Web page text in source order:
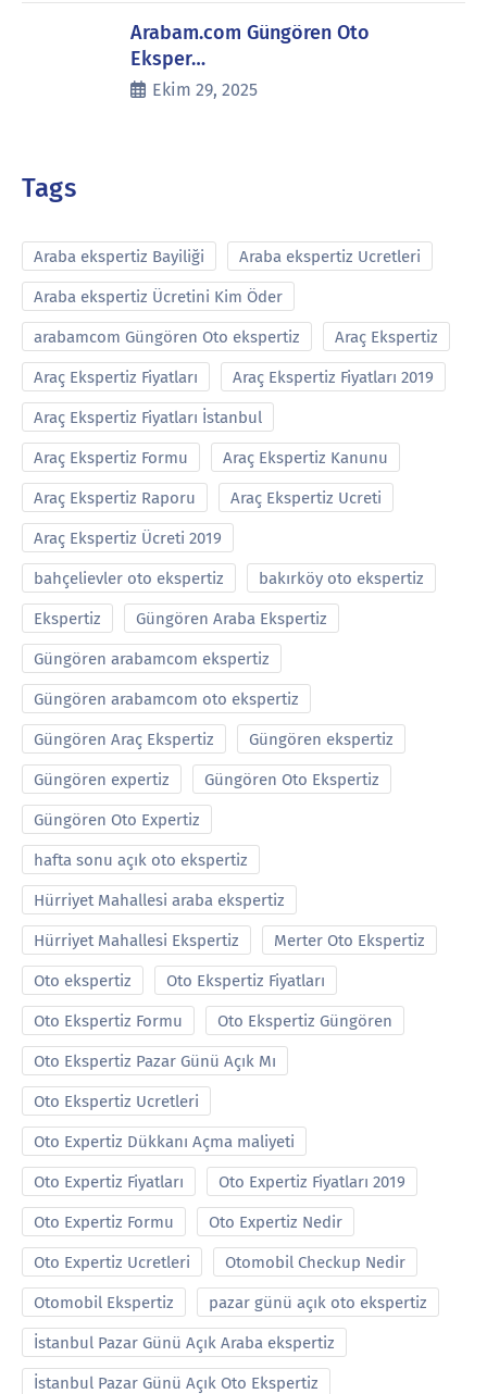
Arabam.com Güngören Oto
Eksper…
Ekim 29, 2025
Tags
Araba ekspertiz Bayiliği Araba ekspertiz Ucretleri
Araba ekspertiz Ücretini Kim Öder
arabamcom Güngören Oto ekspertiz Araç Ekspertiz
Araç Ekspertiz Fiyatları Araç Ekspertiz Fiyatları 2019
Araç Ekspertiz Fiyatları İstanbul
Araç Ekspertiz Formu Araç Ekspertiz Kanunu
Araç Ekspertiz Raporu Araç Ekspertiz Ucreti
Araç Ekspertiz Ücreti 2019
bahçelievler oto ekspertiz bakırköy oto ekspertiz
Ekspertiz Güngören Araba Ekspertiz
Güngören arabamcom ekspertiz
Güngören arabamcom oto ekspertiz
Güngören Araç Ekspertiz Güngören ekspertiz
Güngören expertiz Güngören Oto Ekspertiz
Güngören Oto Expertiz
hafta sonu açık oto ekspertiz
Hürriyet Mahallesi araba ekspertiz
Hürriyet Mahallesi Ekspertiz Merter Oto Ekspertiz
Oto ekspertiz Oto Ekspertiz Fiyatları
Oto Ekspertiz Formu Oto Ekspertiz Güngören
Oto Ekspertiz Pazar Günü Açık Mı
Oto Ekspertiz Ucretleri
Oto Expertiz Dükkanı Açma maliyeti
Oto Expertiz Fiyatları Oto Expertiz Fiyatları 2019
Oto Expertiz Formu Oto Expertiz Nedir
Oto Expertiz Ucretleri Otomobil Checkup Nedir
Otomobil Ekspertiz pazar günü açık oto ekspertiz
İstanbul Pazar Günü Açık Araba ekspertiz
İstanbul Pazar Günü Açık Oto Ekspertiz